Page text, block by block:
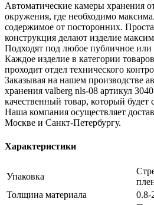
Автоматические камеры хранения
окружения, где необходимо
содержимое от посторонних.
конструкция делают изделие
Подходят под любое публичное или
Каждое изделие в категории
проходит отдел технического
Заказывая на нашем производстве
хранения valberg nls-08 артикул
качественный товар, который
Наша компания осуществляет
Москве и Санкт-Петербургу.
Характеристики
Упаковка
Толщина материала
0.8-